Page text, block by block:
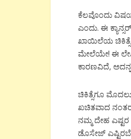
ಕೆಲವೊಂದು
ಎಂದು. ಈ
ಖಾಯಿಲೆಯ ಚಿಕಿತ್ಸೆ
ಮೇಲೆಯೇ! ಈ
ಕಾರಣವಿದೆ, ಅದನ್ನ
ಚಿಕಿತ್ಸೆಗೂ ಮೊದಲು
ಖಚಿತವಾದ ನಂತರ
ನಮ್ಮ ದೇಹ ಎಷ್ಟರ
ಡೊಸೇಜ್